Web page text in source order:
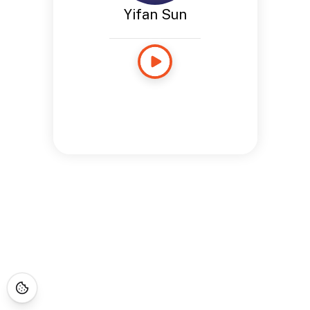
Yifan Sun